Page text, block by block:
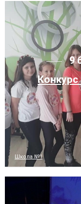
9
Конкурс
Школа №1